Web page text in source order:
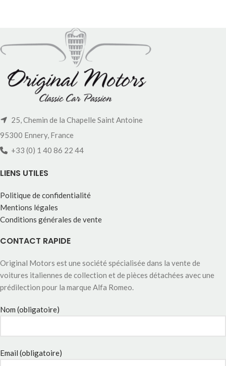
25, Chemin de la Chapelle Saint Antoine
95300 Ennery, France
+33 (0) 1 40 86 22 44
LIENS UTILES
Politique de confidentialité
Mentions légales
Conditions générales de vente
CONTACT RAPIDE
Original Motors est une société spécialisée dans la vente de
voitures italiennes de collection et de pièces détachées avec une
prédilection pour la marque Alfa Romeo.
Nom (obligatoire)
Email (obligatoire)